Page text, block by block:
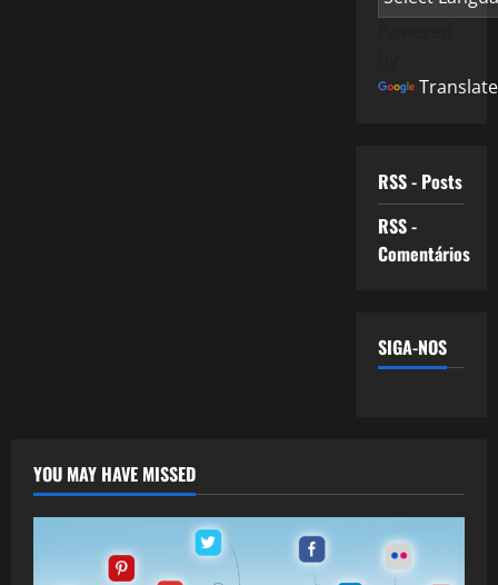
Translate
RSS - Posts
RSS -
Comentários
SIGA-NOS
YOU MAY HAVE MISSED